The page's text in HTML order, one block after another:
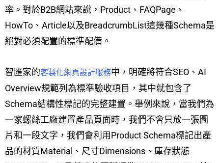
率。對於B2B網站來說，Product、FAQPage、
HowTo、Article以及BreadcrumbList這幾種Schema是
絕對必須配置的標準配備。
智匯家的客製化網頁設計服務中，明確將符合SEO、AI
Overview規範列為標準驗收項目，其中就包含了
Schema結構性標記的完整建置。舉例來說，當我們為
一家螺絲工廠建置產品頁面時，我們不會只放一張圖
片和一段文字，我們會利用Product Schema標記出產
品的材質Material、尺寸Dimensions、庫存狀態